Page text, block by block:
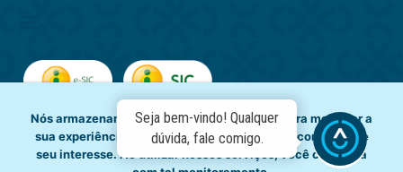
Nós armazenamos dados temporariamente para melhorar a
sua experiência de navegação e recomendar conteúdo de
seu interesse. Ao utilizar nossos serviços, você concorda
Seja bem-vindo! Qualquer
dúvida, fale comigo.